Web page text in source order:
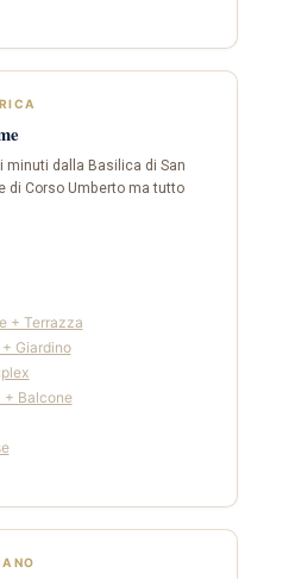
minuti dalla Basilica di San
di Corso Umberto ma tutto
+ Terrazza
Giardino
+ Balcone